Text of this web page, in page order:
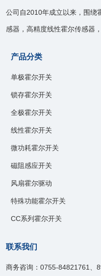
公司自2010年成立以来，围绕
感器，高精度线性霍尔传感器
产品分类
单极霍尔开关
锁存霍尔开关
全极霍尔开关
线性霍尔开关
微功耗霍尔开关
磁阻感应开关
风扇霍尔驱动
特殊功能霍尔开关
CC系列霍尔开关
联系我们
商务咨询：0755-84821761、